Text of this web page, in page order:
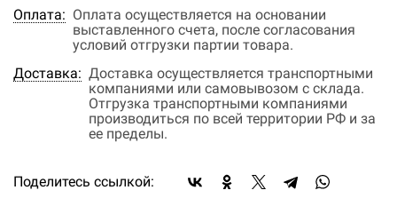
Оплата: Оплата осуществляется на основании
выставленного счета, после согласования
условий отгрузки партии товара.
Доставка: Доставка осуществляется транспортными
компаниями или самовывозом с склада.
Отгрузка транспортными компаниями
производиться по всей территории РФ и за
ее пределы.
Поделитесь ссылкой: